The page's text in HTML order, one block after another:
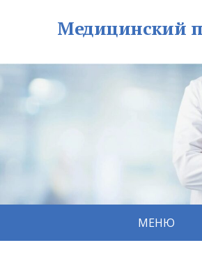
Медицинский
МЕНЮ